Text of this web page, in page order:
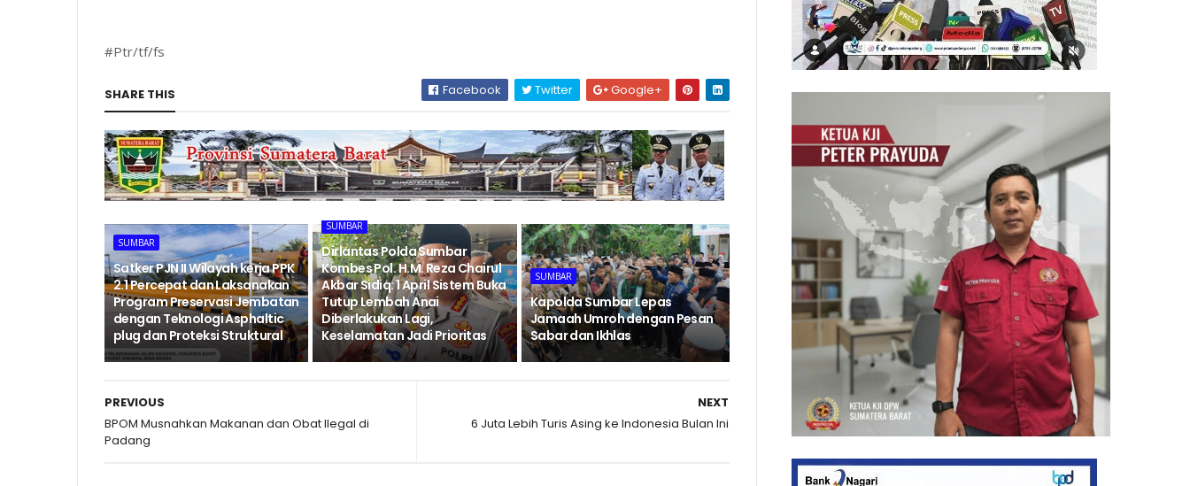
#Ptr/tf/fs
SHARE THIS Facebook Twitter Google+
SUMBAR
‎Satker PJN II Wilayah kerja PPK
2.1 Percepat dan Laksanakan
Program Preservasi Jembatan
dengan Teknologi Asphaltic
plug dan Proteksi Struktural ‎
SUMBAR
Dirlantas Polda Sumbar
Kombes Pol. H.M. Reza Chairul
Akbar Sidiq: 1 April Sistem Buka
Tutup Lembah Anai
Diberlakukan Lagi,
Keselamatan Jadi Prioritas
SUMBAR
Kapolda Sumbar Lepas
Jamaah Umroh dengan Pesan
Sabar dan Ikhlas
NEXT
6 Juta Lebih Turis Asing ke Indonesia Bulan Ini
PREVIOUS
BPOM Musnahkan Makanan dan Obat Ilegal di
Padang